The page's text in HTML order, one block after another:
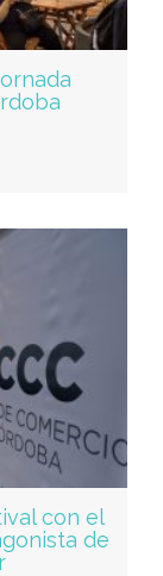
con el
de